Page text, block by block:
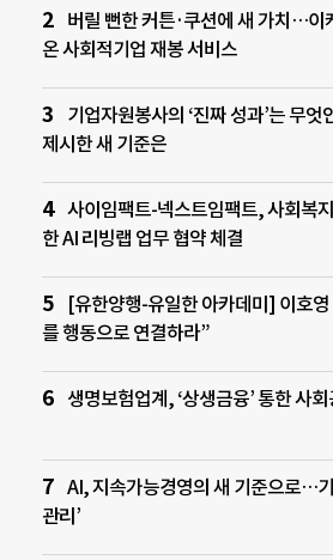
버릴 뻔한 커튼·쿠션에 새 가치…이
온 사회적기업 재봉 서비스
기업자원봉사의 ‘진짜 성과’는 무엇
제시한 새 기준은
사이임팩트-넥스트임팩트, 사회복
한 AI 리빙랩 업무 협약 체결
[유한양행-유일한 아카데미] 이호영
를 행동으로 연결하라”
생명보험업계, ‘상생금융’ 통한 사회
AI, 지속가능경영의 새 기준으로…
관리’